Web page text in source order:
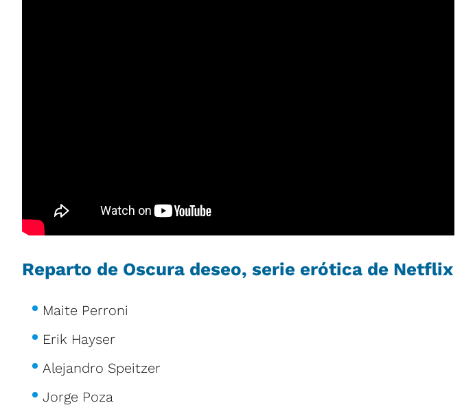
Reparto de Oscura deseo, serie erótica de Netflix
Maite Perroni
Erik Hayser
Alejandro Speitzer
Jorge Poza